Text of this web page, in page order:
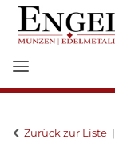
Zurück zur Liste